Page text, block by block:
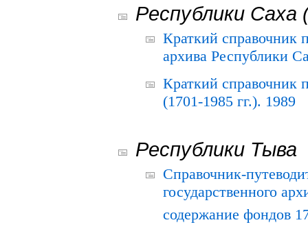
Республики Саха
Краткий справочник
архива Республики
Краткий
(1701-1985 гг.). 1989
Республики Тыва
Справочник-
государственного
содержание фондов